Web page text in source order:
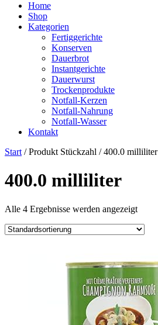
Home
Shop
Kategorien
Fertiggerichte
Konserven
Dauerbrot
Instantgerichte
Dauerwurst
Trockenprodukte
Notfall-Kerzen
Notfall-Nahrung
Notfall-Wasser
Kontakt
Start / Produkt Stückzahl / ‎400.0 milliliter
‎400.0 milliliter
Alle 4 Ergebnisse werden angezeigt